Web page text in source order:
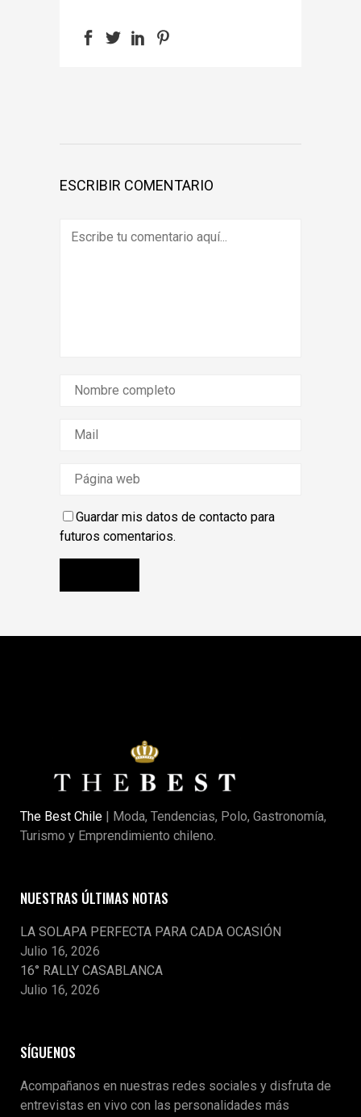
ESCRIBIR COMENTARIO
Guardar mis datos de contacto para
futuros comentarios.
The Best Chile | Moda, Tendencias, Polo, Gastronomía,
Turismo y Emprendimiento chileno.
NUESTRAS ÚLTIMAS NOTAS
LA SOLAPA PERFECTA PARA CADA OCASIÓN
Julio 16, 2026
16° RALLY CASABLANCA
Julio 16, 2026
SÍGUENOS
Acompañanos en nuestras redes sociales y disfruta de
entrevistas en vivo con las personalidades más